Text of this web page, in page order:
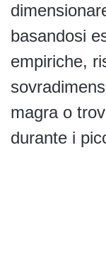
basandosi
empiriche,
magra o
durante i